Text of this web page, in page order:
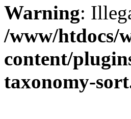
Warning:
/www/htdocs/
content/
taxonomy-